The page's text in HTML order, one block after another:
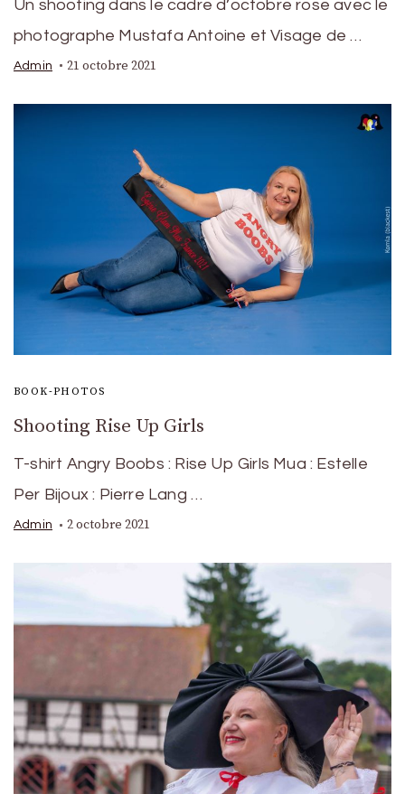
Un shooting dans le cadre d’octobre rose avec le
photographe Mustafa Antoine et Visage de …
Admin 21 octobre 2021
BOOK-PHOTOS
Shooting Rise Up Girls
T-shirt Angry Boobs : Rise Up Girls Mua : Estelle
Per Bijoux : Pierre Lang …
Admin 2 octobre 2021